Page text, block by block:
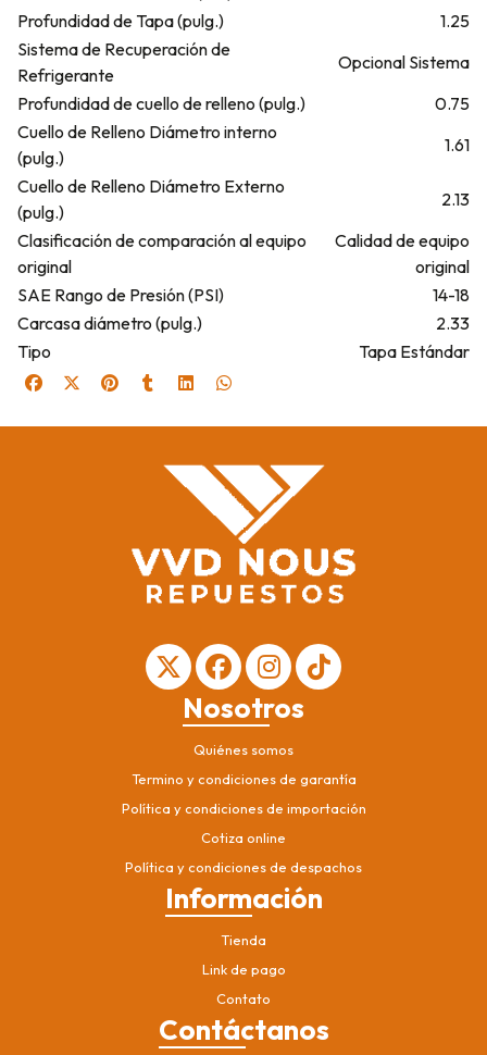
Profundidad de Tapa (pulg.)
1.25
Sistema de Recuperación de
Refrigerante
Opcional Sistema
Profundidad de cuello de relleno (pulg.)
0.75
Cuello de Relleno Diámetro interno
(pulg.)
1.61
Cuello de Relleno Diámetro Externo
(pulg.)
2.13
Clasificación de comparación al equipo
original
Calidad de equipo
original
SAE Rango de Presión (PSI)
14-18
Carcasa diámetro (pulg.)
2.33
Tipo
Tapa Estándar
Nosotros
Quiénes somos
Termino y condiciones de garantía
Política y condiciones de importación
Cotiza online
Política y condiciones de despachos
Información
Tienda
Link de pago
Contato
Contáctanos